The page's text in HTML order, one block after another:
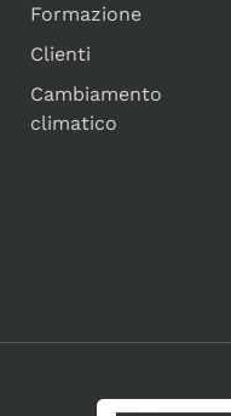
Formazione
Clienti
Cambiamento
climatico